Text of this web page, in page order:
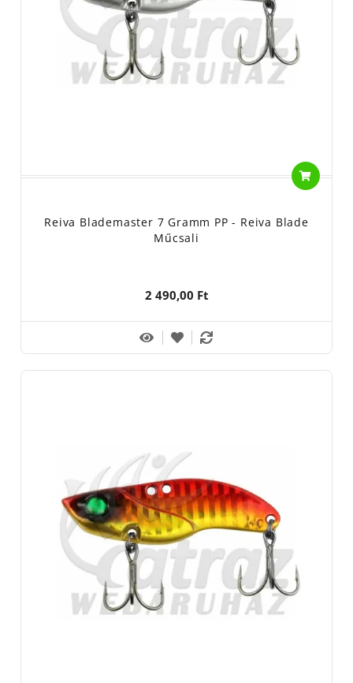
Reiva Blademaster 7 Gramm PP - Reiva Blade
Műcsali
2 490,00 Ft